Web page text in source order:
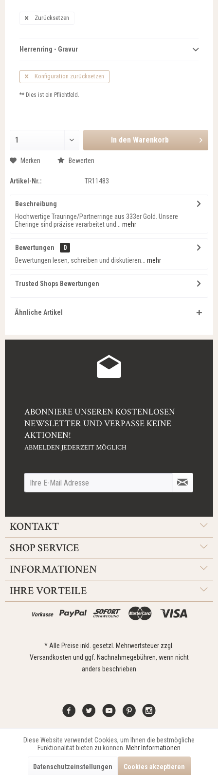
Zurücksetzen
Herrenring - Gravur
Konfiguration zurücksetzen
** Dies ist ein Pflichtfeld.
In den Warenkorb
Merken Bewerten
Artikel-Nr.: TR11483
Beschreibung
Hochwertige Trauringe/Partnerringe aus 333er Gold. Unsere
Eheringe sind präzise verarbeitet und...
mehr
Bewertungen
0
Bewertungen lesen, schreiben und diskutieren...
mehr
Trusted Shops Bewertungen
Ähnliche Artikel
ABONNIERE UNSEREN KOSTENLOSEN
NEWSLETTER UND VERPASSE KEINE
AKTIONEN!
ABMELDEN JEDERZEIT MÖGLICH
KONTAKT
SHOP SERVICE
INFORMATIONEN
IHRE VORTEILE
Vorkasse
* Alle Preise inkl. gesetzl. Mehrwertsteuer zzgl.
Versandkosten und ggf. Nachnahmegebühren, wenn nicht
anders beschrieben
Kontakt Widerrufsrecht Impressum Versand Datenschutz
Copyright © 2021 Edona Design GmbH // DesignDupp GmbH
Funktionale Aktiv
Aktiv
Diese Website verwendet Cookies, um Ihnen die bestmögliche
Funktionalität bieten zu können. Mehr Informationen
Datenschutzeinstellungen Cookies akzeptieren